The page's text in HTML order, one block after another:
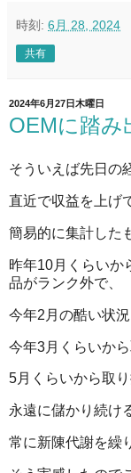
時刻: 6月 28, 2024
共有
2024年6月27日木曜日
OEMに踏み
そういえば先日の
直近で収益を上げ
簡易的に集計した
昨年10月くらいか
品がランク外で、
今年2月の酷い状
今年3月くらいか
5月くらいから取
永遠に儲かり続け
常に新陳代謝を繰